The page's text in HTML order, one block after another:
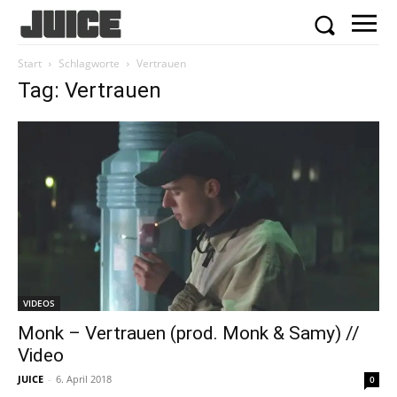
Start Schlagworte Vertrauen
Tag: Vertrauen
VIDEOS
Monk – Vertrauen (prod. Monk & Samy) //
Video
JUICE - 6. April 2018 0